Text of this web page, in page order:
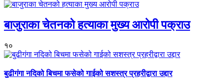
बाजुराका चेतनको हत्याका मुख्य आरोपी पक्राउ
१०
बुढीगंगा नदिको बिचमा फसेको गाईको सशस्त्र प्रहरीद्वारा उद्दार